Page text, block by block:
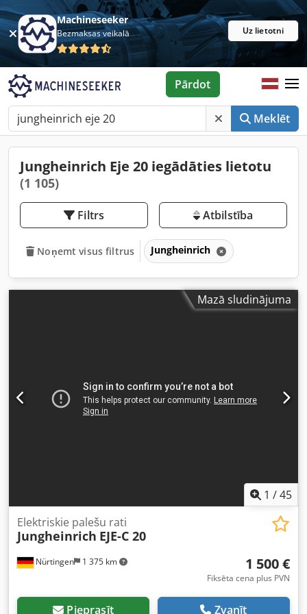
Machineseeker
Bezmaksas veikalā Uz lietotni
Meklēt
Pārdot
Jungheinrich Eje 20 iegādāties lietotu
(1 105)
Filtrs Atbilstība
Noņemt visus filtrus Jungheinrich
Mazā sludinājuma
1 /45
Nürtingen 1 375 km
Elektriskie palešu rati
Jungheinrich EJE-C 20
1 500 €
Fiksēta cena plus PVN
Pieprasīt Zvanīt